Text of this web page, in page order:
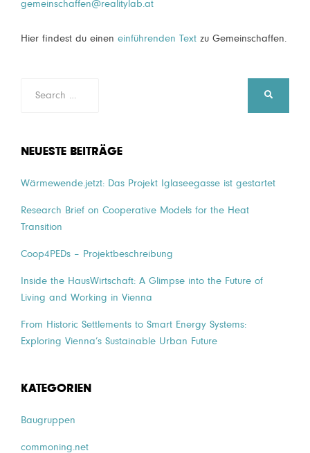
gemeinschaffen@realitylab.at
Hier findest du einen einführenden Text zu Gemeinschaffen.
NEUESTE BEITRÄGE
Wärmewende.jetzt: Das Projekt Iglaseegasse ist gestartet
Research Brief on Cooperative Models for the Heat
Transition
Coop4PEDs – Projektbeschreibung
Inside the HausWirtschaft: A Glimpse into the Future of
Living and Working in Vienna
From Historic Settlements to Smart Energy Systems:
Exploring Vienna’s Sustainable Urban Future
KATEGORIEN
Baugruppen
commoning.net